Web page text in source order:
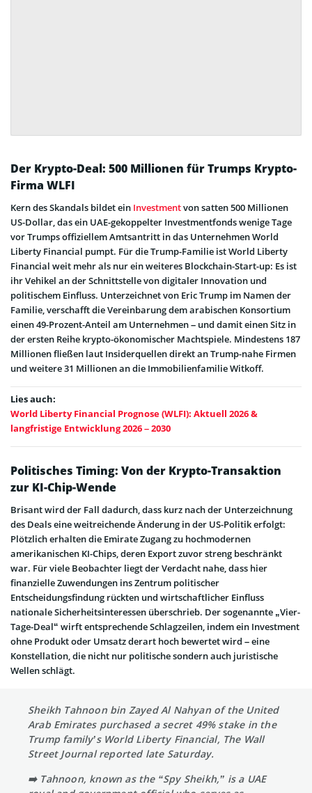
Der Krypto-Deal: 500 Millionen für Trumps Krypto-
Firma WLFI
Kern des Skandals bildet ein Investmentvon satten 500 Millionen
US-Dollar, das ein UAE-gekoppelter Investmentfonds wenige Tage
vor Trumps offiziellem Amtsantritt in das Unternehmen World
Liberty Financial pumpt. Für die Trump-Familie ist World Liberty
Financial weit mehr als nur ein weiteres Blockchain-Start-up: Es ist
ihr Vehikel an der Schnittstelle von digitaler Innovation und
politischem Einfluss. Unterzeichnet von Eric Trump im Namen der
Familie, verschafft die Vereinbarung dem arabischen Konsortium
einen 49-Prozent-Anteil am Unternehmen – und damit einen Sitz in
der ersten Reihe krypto-ökonomischer Machtspiele. Mindestens 187
Millionen fließen laut Insiderquellen direkt an Trump-nahe Firmen
und weitere 31 Millionen an die Immobilienfamilie Witkoff.
Lies auch:
World Liberty Financial Prognose (WLFI): Aktuell 2026 &
langfristige Entwicklung 2026 – 2030
Politisches Timing: Von der Krypto-Transaktion
zur KI-Chip-Wende
Brisant wird der Fall dadurch, dass kurz nach der Unterzeichnung
des Deals eine weitreichende Änderung in der US-Politik erfolgt:
Plötzlich erhalten die Emirate Zugang zu hochmodernen
amerikanischen KI-Chips, deren Export zuvor streng beschränkt
war. Für viele Beobachter liegt der Verdacht nahe, dass hier
finanzielle Zuwendungen ins Zentrum politischer
Entscheidungsfindung rückten und wirtschaftlicher Einfluss
nationale Sicherheitsinteressen überschrieb. Der sogenannte „Vier-
Tage-Deal“ wirft entsprechende Schlagzeilen, indem ein Investment
ohne Produkt oder Umsatz derart hoch bewertet wird – eine
Konstellation, die nicht nur politische sondern auch juristische
Wellen schlägt.
Sheikh Tahnoon bin Zayed Al Nahyan of the United
Arab Emirates purchased a secret 49% stake in the
Trump family’s World Liberty Financial, The Wall
Street Journal reported late Saturday.
➡️ Tahnoon, known as the “Spy Sheikh,” is a UAE